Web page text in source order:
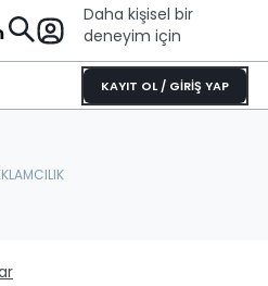
Daha kişisel bir
deneyim için
KAYIT OL / GİRİŞ YAP